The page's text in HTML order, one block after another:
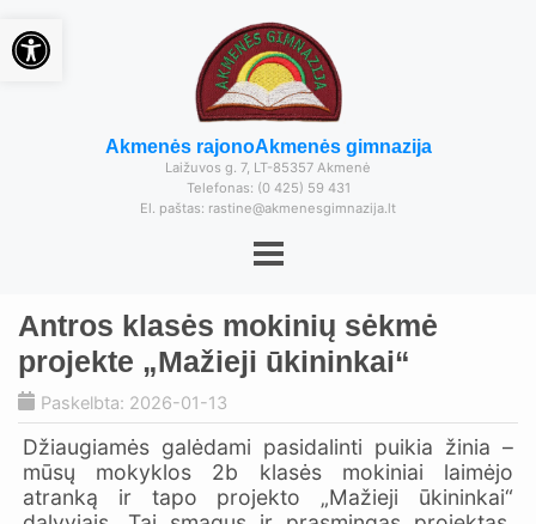
Akmenės rajonoAkmenės gimnazija
Laižuvos g. 7, LT-85357 Akmenė
Telefonas: (0 425) 59 431
El. paštas: rastine@akmenesgimnazija.lt
Antros klasės mokinių sėkmė
projekte „Mažieji ūkininkai“
Paskelbta: 2026-01-13
Džiaugiamės galėdami pasidalinti puikia žinia –
mūsų mokyklos 2b klasės mokiniai laimėjo
atranką ir tapo projekto „Mažieji ūkininkai“
Open toolbar